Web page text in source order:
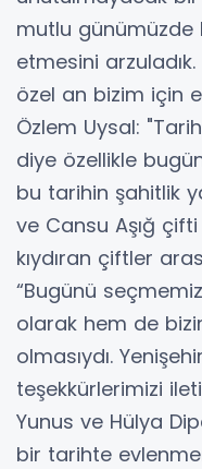
mutlu günümüzde
etmesini
özel an bizim için
Özlem Uysal:
diye özellikle
bu tarihin şahitlik
ve Cansu Aşığ
kıydıran çiftler
“Bugünü
olarak hem de
olmasıydı.
teşekkürlerimizi
Yunus ve Hülya
bir tarihte